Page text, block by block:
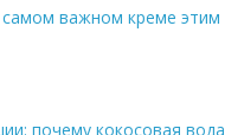
важном креме этим
почему кокосовая вода